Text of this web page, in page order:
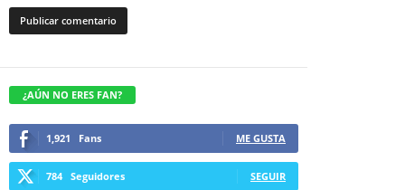
¿AÚN NO ERES FAN?
1,921 Fans ME GUSTA
784 Seguidores SEGUIR